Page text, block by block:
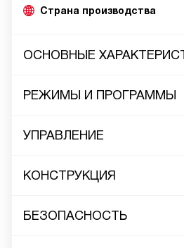
Страна производства
ОСНОВНЫЕ
РЕЖИМЫ И ПРОГРАММЫ
УПРАВЛЕНИЕ
КОНСТРУКЦИЯ
БЕЗОПАСНОСТЬ